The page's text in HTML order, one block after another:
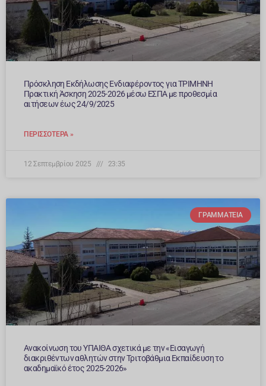
Πρόσκληση Εκδήλωσης Ενδιαφέροντος για ΤΡΙΜΗΝΗ
Πρακτική Άσκηση 2025-2026 μέσω ΕΣΠΑ με προθεσμία
αιτήσεων έως 24/9/2025
ΠΕΡΙΣΣΌΤΕΡΑ »
12 Σεπτεμβρίου 2025 23:35
ΓΡΑΜΜΑΤΕΊΑ
Ανακοίνωση του ΥΠΑΙΘΑ σχετικά με την «Εισαγωγή
διακριθέντων αθλητών στην Τριτοβάθμια Εκπαίδευση το
ακαδημαϊκό έτος 2025-2026»